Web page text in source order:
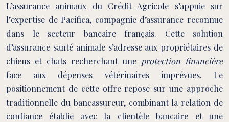
L’assurance animaux du Crédit Agricole s’appuie sur
l’expertise de Pacifica, compagnie d’assurance reconnue
dans le secteur bancaire français. Cette solution
d’assurance santé animale s’adresse aux propriétaires de
chiens et chats recherchant une protection financière
face aux dépenses vétérinaires imprévues. Le
positionnement de cette offre repose sur une approche
traditionnelle du bancassureur, combinant la relation de
confiance établie avec la clientèle bancaire et une